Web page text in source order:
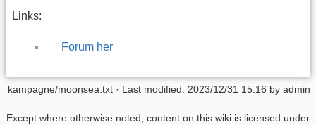
Links:
Forum her
kampagne/moonsea.txt · Last modified: 2023/12/31 15:16 by admin
Except where otherwise noted, content on this wiki is licensed under